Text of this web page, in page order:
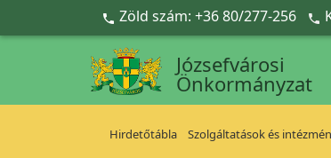
Ugrás a fő tartalomra
 Zöld szám: +36 80/277-256 
Józsefvárosi
Önkormányzat
Hirdetőtábla Szolgáltatások és